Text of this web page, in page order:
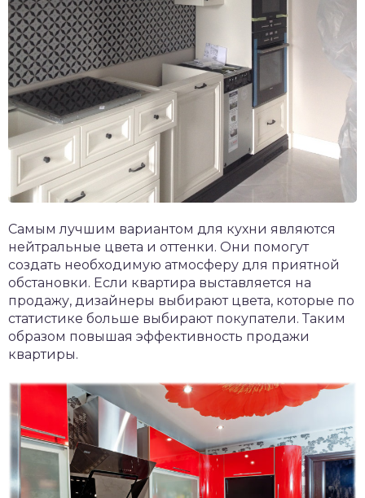
Самым лучшим вариантом для кухни являются
нейтральные цвета и оттенки. Они помогут
создать необходимую атмосферу для приятной
обстановки. Если квартира выставляется на
продажу, дизайнеры выбирают цвета, которые по
статистике больше выбирают покупатели. Таким
образом повышая эффективность продажи
квартиры.